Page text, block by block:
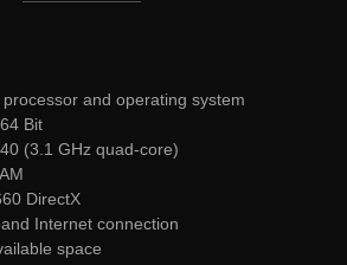
and operating system
Bit
(3.1 GHz quad-core)
DirectX
Internet connection
space